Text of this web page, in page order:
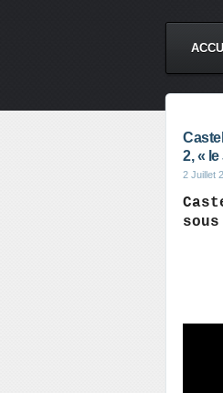
2, «
2 Juillet